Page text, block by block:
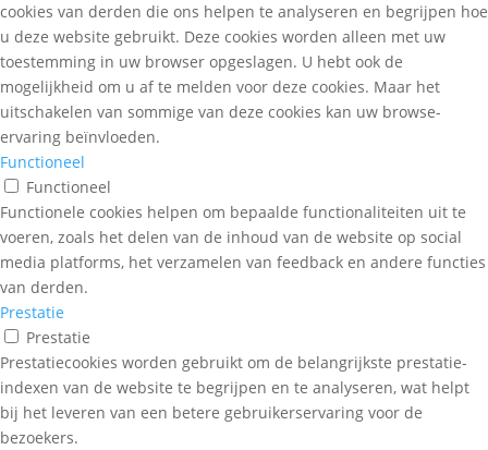
cookies van derden die ons helpen te analyseren en begrijpen hoe
u deze website gebruikt. Deze cookies worden alleen met uw
toestemming in uw browser opgeslagen. U hebt ook de
mogelijkheid om u af te melden voor deze cookies. Maar het
uitschakelen van sommige van deze cookies kan uw browse-
ervaring beïnvloeden.
Functioneel
Functioneel
Functionele cookies helpen om bepaalde functionaliteiten uit te
voeren, zoals het delen van de inhoud van de website op social
media platforms, het verzamelen van feedback en andere functies
van derden.
Prestatie
Prestatie
Prestatiecookies worden gebruikt om de belangrijkste prestatie-
indexen van de website te begrijpen en te analyseren, wat helpt
bij het leveren van een betere gebruikerservaring voor de
bezoekers.